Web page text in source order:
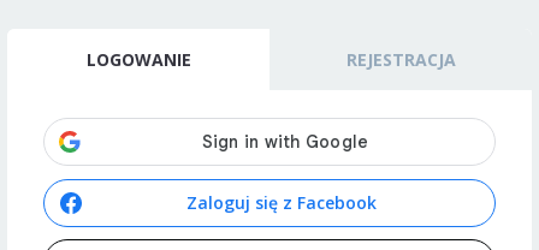
LOGOWANIE REJESTRACJA
Zaloguj się z Facebook